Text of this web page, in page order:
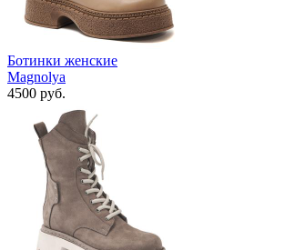
Ботинки женские
Magnolya
4500 руб.